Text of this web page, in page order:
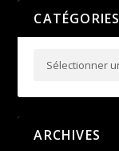
CATÉGORIES
ARCHIVES